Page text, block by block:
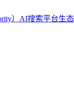
） AI搜索平台生态